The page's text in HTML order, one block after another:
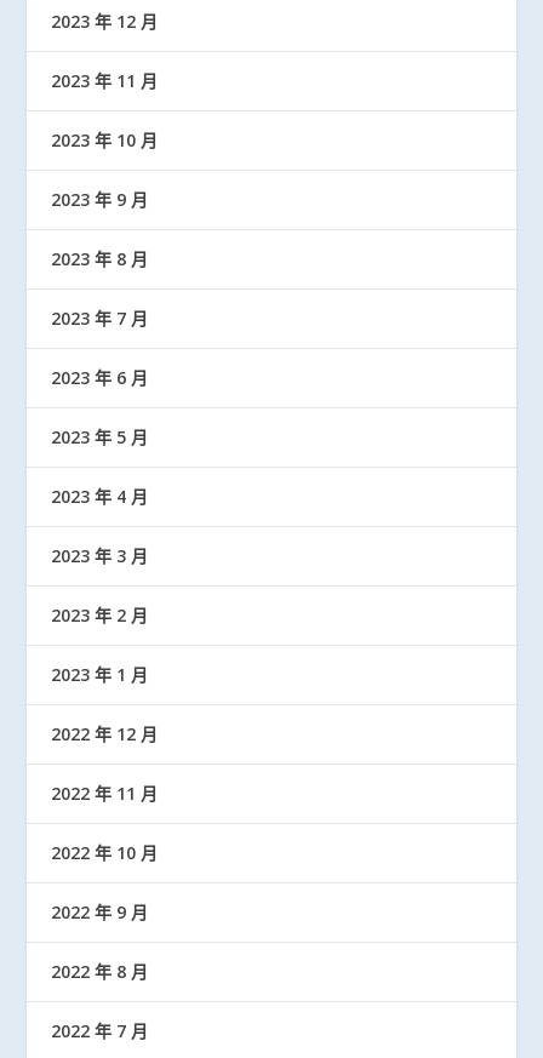
2023 年 12 月
2023 年 11 月
2023 年 10 月
2023 年 9 月
2023 年 8 月
2023 年 7 月
2023 年 6 月
2023 年 5 月
2023 年 4 月
2023 年 3 月
2023 年 2 月
2023 年 1 月
2022 年 12 月
2022 年 11 月
2022 年 10 月
2022 年 9 月
2022 年 8 月
2022 年 7 月